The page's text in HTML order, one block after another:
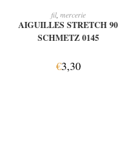
AJOUTER AU PANIER
fil, mercerie
AIGUILLES STRETCH 90
SCHMETZ 0145
€3,30